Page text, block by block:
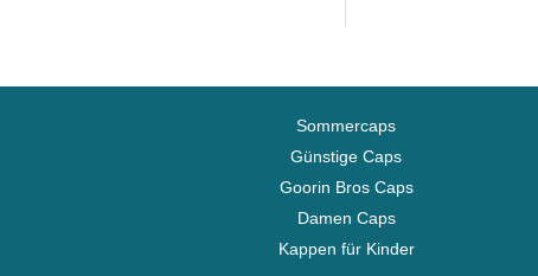
Sommercaps
Günstige Caps
Goorin Bros Caps
Damen Caps
Kappen für Kinder